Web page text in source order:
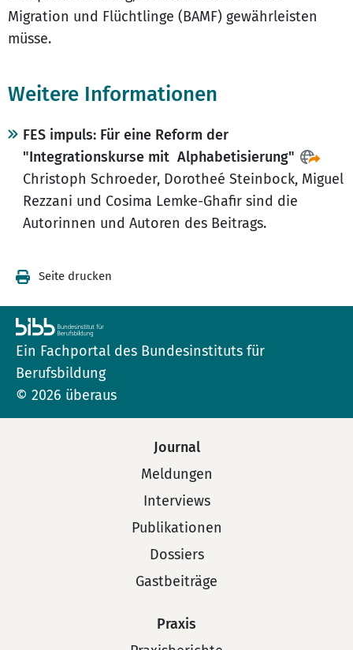
Migration und Flüchtlinge (BAMF) gewährleisten
müsse.
Weitere Informationen
FES impuls: Für eine Reform der
"Integrationskurse mit Alphabetisierung"
Christoph Schroeder, Dorotheé Steinbock, Miguel
Rezzani und Cosima Lemke-Ghafir sind die
Autorinnen und Autoren des Beitrags.
Seite drucken
Ein Fachportal des Bundesinstituts für
Berufsbildung
© 2026 überaus
Journal
Meldungen
Interviews
Publikationen
Dossiers
Gastbeiträge
Praxis